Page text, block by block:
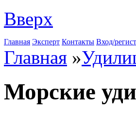
Вверх
Главная Эксперт Контакты Вход/
Главная »
Морские